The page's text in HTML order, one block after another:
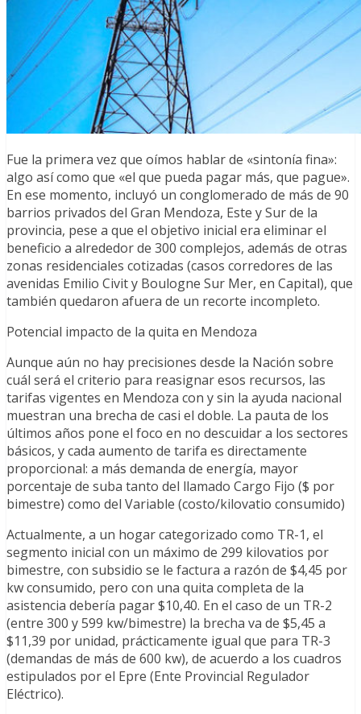
Fue la primera vez que oímos hablar de «sintonía fina»:
algo así como que «el que pueda pagar más, que pague».
En ese momento, incluyó un conglomerado de más de 90
barrios privados del Gran Mendoza, Este y Sur de la
provincia, pese a que el objetivo inicial era eliminar el
beneficio a alrededor de 300 complejos, además de otras
zonas residenciales cotizadas (casos corredores de las
avenidas Emilio Civit y Boulogne Sur Mer, en Capital), que
también quedaron afuera de un recorte incompleto.
Potencial impacto de la quita en Mendoza
Aunque aún no hay precisiones desde la Nación sobre
cuál será el criterio para reasignar esos recursos, las
tarifas vigentes en Mendoza con y sin la ayuda nacional
muestran una brecha de casi el doble. La pauta de los
últimos años pone el foco en no descuidar a los sectores
básicos, y cada aumento de tarifa es directamente
proporcional: a más demanda de energía, mayor
porcentaje de suba tanto del llamado Cargo Fijo ($ por
bimestre) como del Variable (costo/kilovatio consumido)
Actualmente, a un hogar categorizado como TR-1, el
segmento inicial con un máximo de 299 kilovatios por
bimestre, con subsidio se le factura a razón de $4,45 por
kw consumido, pero con una quita completa de la
asistencia debería pagar $10,40. En el caso de un TR-2
(entre 300 y 599 kw/bimestre) la brecha va de $5,45 a
$11,39 por unidad, prácticamente igual que para TR-3
(demandas de más de 600 kw), de acuerdo a los cuadros
estipulados por el Epre (Ente Provincial Regulador
Eléctrico).